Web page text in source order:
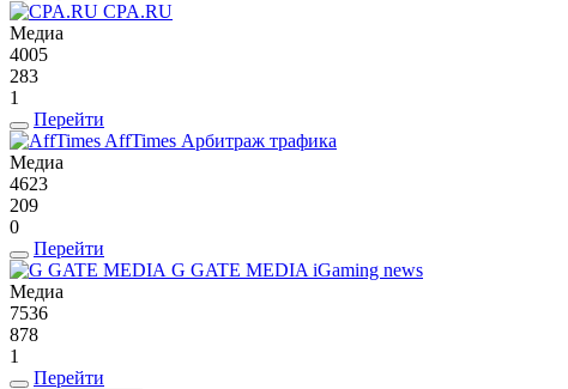
CPA.RU
Медиа
4005
283
1
Перейти
AffTimes Арбитраж трафика
Медиа
4623
209
0
Перейти
G GATE MEDIA iGaming news
Медиа
7536
878
1
Перейти